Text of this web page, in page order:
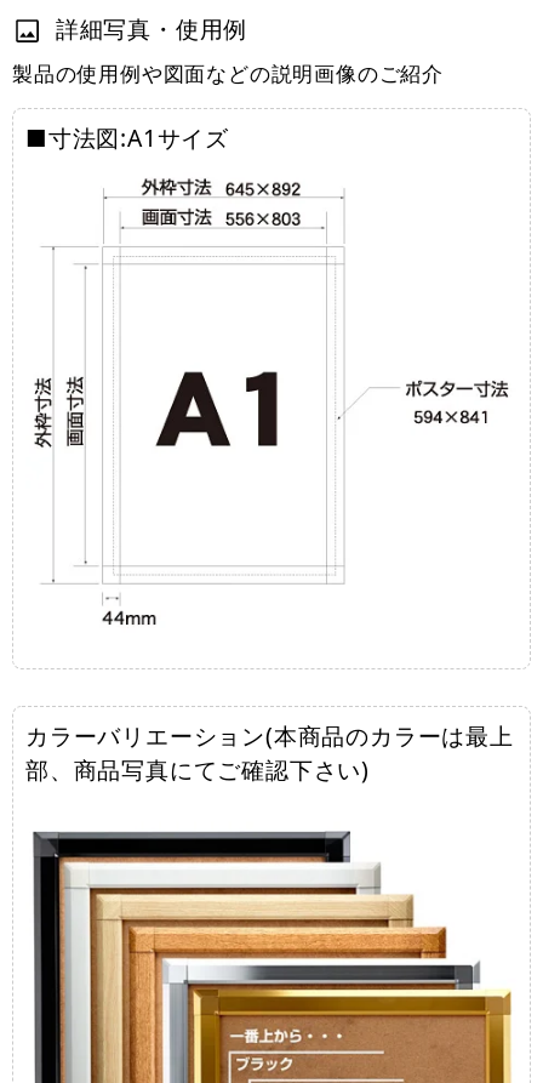
詳細写真・使用例
製品の使用例や図面などの説明画像のご紹介
■寸法図:A1サイズ
カラーバリエーション(本商品のカラーは最上
部、商品写真にてご確認下さい)